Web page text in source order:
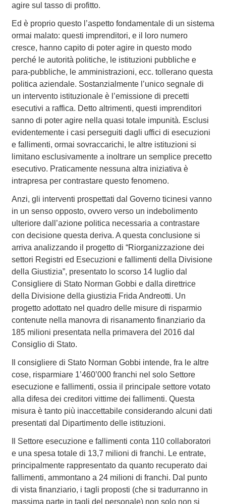
agire sul tasso di profitto.
Ed è proprio questo l’aspetto fondamentale di un sistema
ormai malato: questi imprenditori, e il loro numero
cresce, hanno capito di poter agire in questo modo
perché le autorità politiche, le istituzioni pubbliche e
para-pubbliche, le amministrazioni, ecc. tollerano questa
politica aziendale. Sostanzialmente l’unico segnale di
un intervento istituzionale è l’emissione di precetti
esecutivi a raffica. Detto altrimenti, questi imprenditori
sanno di poter agire nella quasi totale impunità. Esclusi
evidentemente i casi perseguiti dagli uffici di esecuzioni
e fallimenti, ormai sovraccarichi, le altre istituzioni si
limitano esclusivamente a inoltrare un semplice precetto
esecutivo. Praticamente nessuna altra iniziativa è
intrapresa per contrastare questo fenomeno.
Anzi, gli interventi prospettati dal Governo ticinesi vanno
in un senso opposto, ovvero verso un indebolimento
ulteriore dall’azione politica necessaria a contrastare
con decisione questa deriva. A questa conclusione si
arriva analizzando il progetto di “Riorganizzazione dei
settori Registri ed Esecuzioni e fallimenti della Divisione
della Giustizia”, presentato lo scorso 14 luglio dal
Consigliere di Stato Norman Gobbi e dalla direttrice
della Divisione della giustizia Frida Andreotti. Un
progetto adottato nel quadro delle misure di risparmio
contenute nella manovra di risanamento finanziario da
185 milioni presentata nella primavera del 2016 dal
Consiglio di Stato.
Il consigliere di Stato Norman Gobbi intende, fra le altre
cose, risparmiare 1’460’000 franchi nel solo Settore
esecuzione e fallimenti, ossia il principale settore votato
alla difesa dei creditori vittime dei fallimenti. Questa
misura è tanto più inaccettabile considerando alcuni dati
presentati dal Dipartimento delle istituzioni.
Il Settore esecuzione e fallimenti conta 110 collaboratori
e una spesa totale di 13,7 milioni di franchi. Le entrate,
principalmente rappresentato da quanto recuperato dai
fallimenti, ammontano a 24 milioni di franchi. Dal punto
di vista finanziario, i tagli proposti (che si tradurranno in
massima parte in tagli del personale) non solo non si